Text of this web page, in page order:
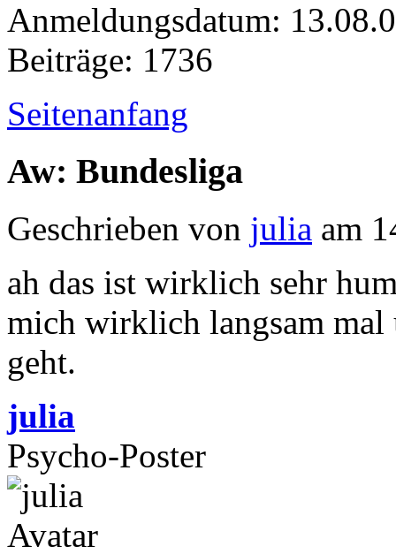
Anmeldungsdatum:
Beiträge: 1736
Seitenanfang
Aw: Bundesliga
Geschrieben von julia am
ah das ist wirklich sehr
mich wirklich langsam mal
geht.
julia
Psycho-Poster